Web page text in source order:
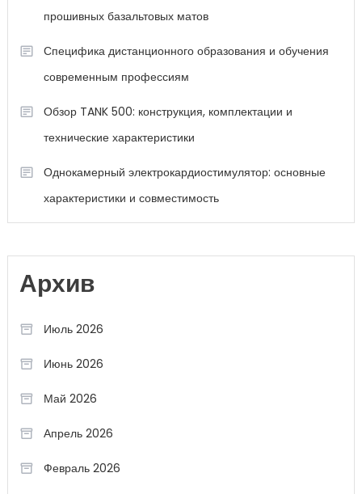
прошивных базальтовых матов
Специфика дистанционного образования и обучения
современным профессиям
Обзор TANK 500: конструкция, комплектации и
технические характеристики
Однокамерный электрокардиостимулятор: основные
характеристики и совместимость
Архив
Июль 2026
Июнь 2026
Май 2026
Апрель 2026
Февраль 2026